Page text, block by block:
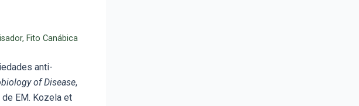
Fito Canábica
anti-
of Disease,
EM. Kozela et